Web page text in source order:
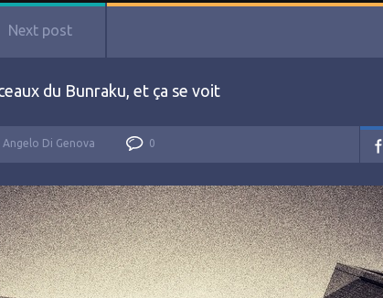
Next post
du Bunraku, et ça se voit
Angelo Di Genova 0